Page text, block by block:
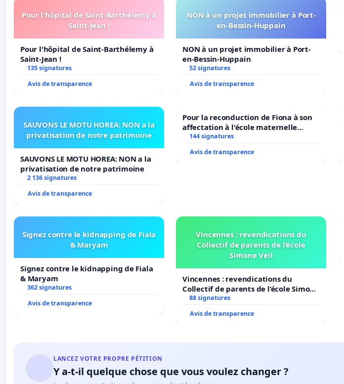
Pour l'hôpital de Saint-Barthélemy à
Saint-Jean !
Pour l'hôpital de Saint-Barthélemy à
Saint-Jean !
135 signatures
Avis de transparence
NON à un projet immobilier à Port-
en-Bessin-Huppain
NON à un projet immobilier à Port-
en-Bessin-Huppain
52 signatures
Avis de transparence
SAUVONS LE MOTU HOREA: NON a la
privatisation de notre patrimoine
SAUVONS LE MOTU HOREA: NON a la
privatisation de notre patrimoine
2 136 signatures
Avis de transparence
Pour la reconduction de Fiona à son
affectation à l'école maternelle
LAMARTINE auprès de Léo N. en
144 signatures
Avis de transparence
Signez contre le kidnapping de Fiala
& Maryam
Signez contre le kidnapping de Fiala
& Maryam
362 signatures
Avis de transparence
Vincennes : revendications du
Collectif de parents de l’école
Simone Veil
Vincennes : revendications du
Collectif de parents de l’école Simone
Veil
88 signatures
Avis de transparence
LANCEZ VOTRE PROPRE PÉTITION
Y a-t-il quelque chose que vous voulez changer ?